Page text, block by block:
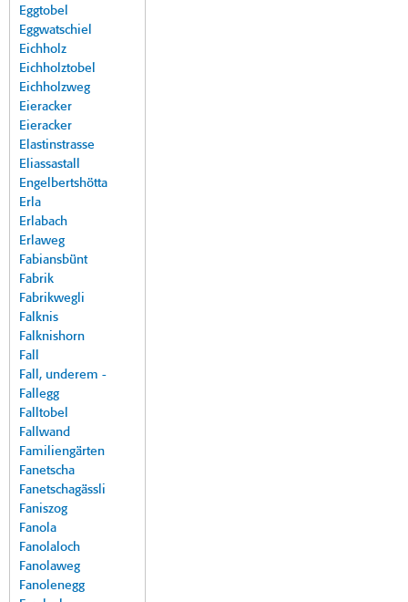
Eggtobel
Eggwatschiel
Eichholz
Eichholztobel
Eichholzweg
Eieracker
Eieracker
Elastinstrasse
Eliassastall
Engelbertshötta
Erla
Erlabach
Erlaweg
Fabiansbünt
Fabrik
Fabrikwegli
Falknis
Falknishorn
Fall
Fall, underem -
Fallegg
Falltobel
Fallwand
Familiengärten
Fanetscha
Fanetschagässli
Faniszog
Fanola
Fanolaloch
Fanolaweg
Fanolenegg